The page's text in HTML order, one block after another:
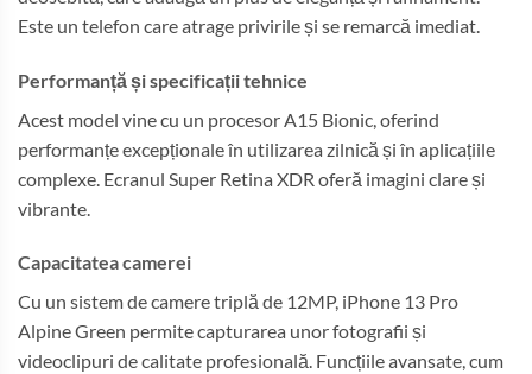
Este un telefon care atrage privirile și se remarcă imediat.
Performanță și specificații tehnice
Acest model vine cu un procesor A15 Bionic, oferind
performanțe excepționale în utilizarea zilnică și în aplicațiile
complexe. Ecranul Super Retina XDR oferă imagini clare și
vibrante.
Capacitatea camerei
Cu un sistem de camere triplă de 12MP, iPhone 13 Pro
Alpine Green permite capturarea unor fotografii și
videoclipuri de calitate profesională. Funcțiile avansate, cum